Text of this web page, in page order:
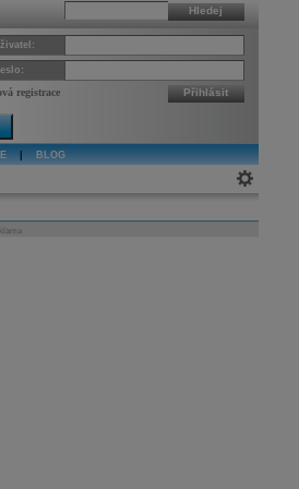
Hledej
registrace Přihlásit
BLOG